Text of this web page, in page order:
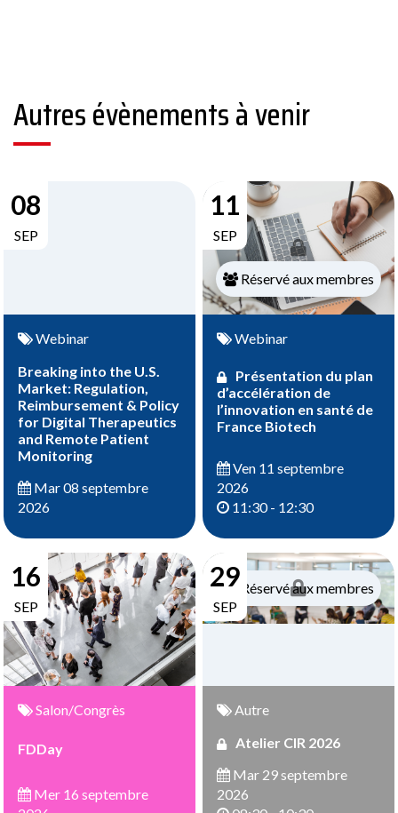
Autres évènements à venir
08
SEP
Webinar
Breaking into the U.S.
Market: Regulation,
Reimbursement & Policy
for Digital Therapeutics
and Remote Patient
Monitoring
Mar 08 septembre
2026
11
SEP
Réservé aux membres
Webinar
Présentation du plan
d’accélération de
l’innovation en santé de
France Biotech
Ven 11 septembre
2026
11:30 - 12:30
16
SEP
Salon/Congrès
FDDay
Mer 16 septembre
29
SEP
Réservé aux membres
Autre
Atelier CIR 2026
Mar 29 septembre
2026